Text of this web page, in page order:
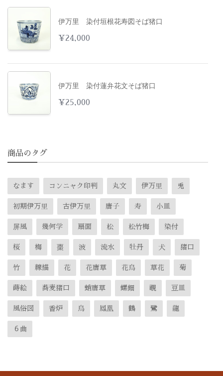
伊万里 染付垣根花寿図そば猪口
¥ 24,000
伊万里 染付蓮弁花文そば猪口
¥ 25,000
商品のタグ
なます コンニャク印判 丸文 伊万里 兎
初期伊万里 古伊万里 唐子 寿 小皿
屏風 幾何学 扇面 松 松竹梅 染付
桜 梅 棗 波 流水 牡丹 犬 猪口
竹 線描 花 花唐草 花鳥 草花 菊
蒔絵 蕎麦猪口 蛸唐草 螺鈿 覗 豆皿
風俗図 香炉 鳥 鳳凰 鶴 鷺 龍
６曲